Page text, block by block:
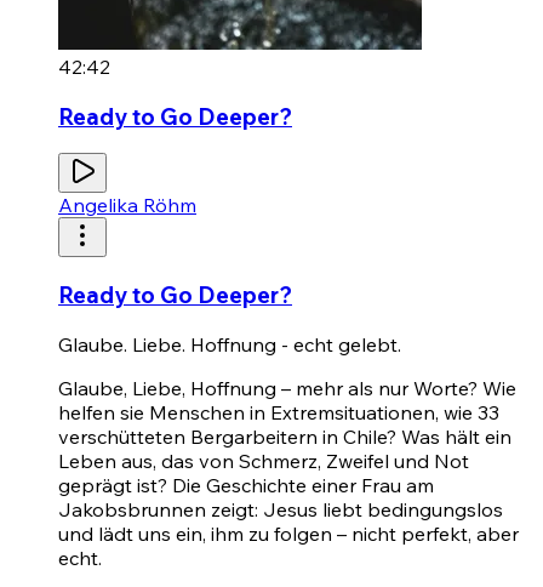
42:42
Ready to Go Deeper?
Angelika Röhm
Ready to Go Deeper?
Glaube. Liebe. Hoffnung - echt gelebt.
Glaube, Liebe, Hoffnung – mehr als nur Worte? Wie
helfen sie Menschen in Extremsituationen, wie 33
verschütteten Bergarbeitern in Chile? Was hält ein
Leben aus, das von Schmerz, Zweifel und Not
geprägt ist? Die Geschichte einer Frau am
Jakobsbrunnen zeigt: Jesus liebt bedingungslos
und lädt uns ein, ihm zu folgen – nicht perfekt, aber
echt.